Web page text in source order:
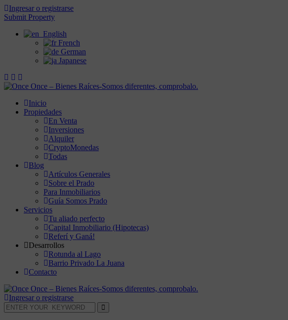
Ingresar o registrarse
Submit Property
English
French
German
Japanese
Inicio
Propiedades
En Venta
Inversiones
Alquiler
CryptoMonedas
Todas
Blog
Artículos Generales
Sobre el Prado
Para Inmobiliarios
Guía Somos Prado
Servicios
Tu aliado perfecto
Capital Inmobiliario (Hipotecas)
Referí y Ganá!
Desarrollos
Rotunda al Lago
Barrio Privado La Juana
Contacto
Ingresar o registrarse